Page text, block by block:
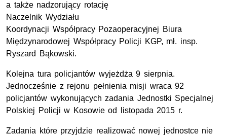
a także nadzorujący rotację
Naczelnik Wydziału
Koordynacji Współpracy Pozaoperacyjnej Biura
Międzynarodowej Współpracy Policji KGP, mł. insp.
Ryszard Bąkowski.
Kolejna tura policjantów wyjeżdża 9 sierpnia.
Jednocześnie z rejonu pełnienia misji wraca 92
policjantów wykonujących zadania Jednostki Specjalnej
Polskiej Policji w Kosowie od listopada 2015 r.
Zadania które przyjdzie realizować nowej jednostce nie